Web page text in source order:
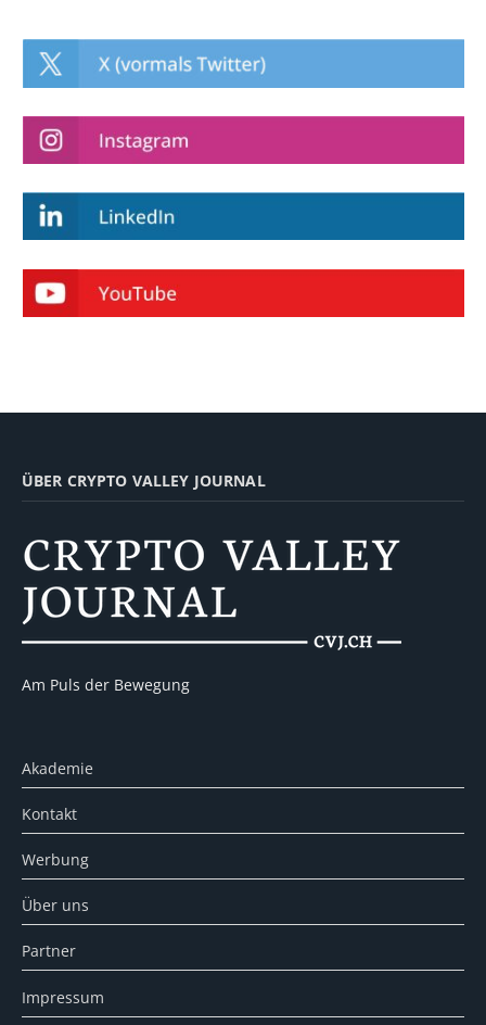
ÜBER CRYPTO VALLEY JOURNAL
Am Puls der Bewegung
Akademie
Kontakt
Werbung
Über uns
Partner
Impressum